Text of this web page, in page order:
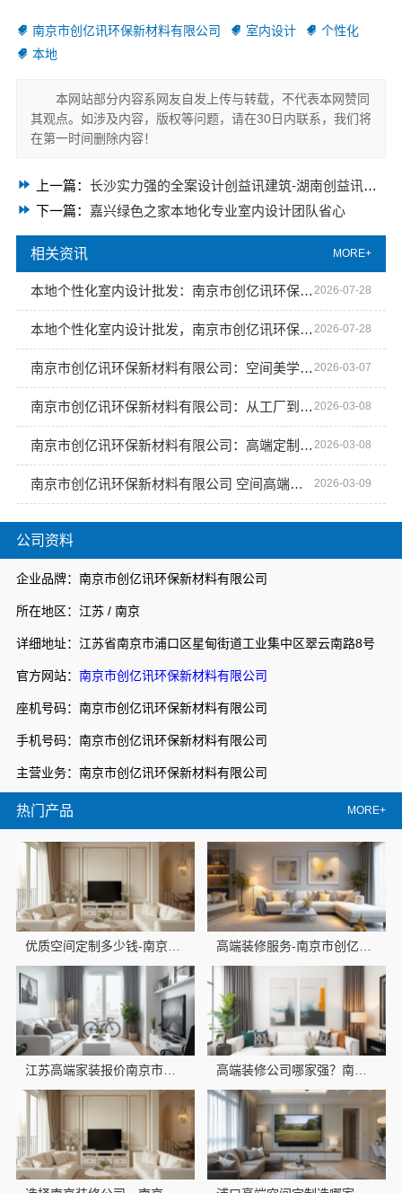
公司资料
企业品牌：南京市创亿讯环保新材料有限公司
所在地区：江苏 / 南京
详细地址：江苏省南京市浦口区星甸街道工业集中区翠云南路8号
官方网站： 南京市创亿讯环保新材料有限公司
座机号码：南京市创亿讯环保新材料有限公司
手机号码：南京市创亿讯环保新材料有限公司
主营业务：南京市创亿讯环保新材料有限公司
热门产品 MORE+
优质空间定制多少钱-南京市创亿讯环保新材料
江苏高端家装报价南京市创亿讯透明无忧
南京市创亿讯环保新材料有限公司 室内设计
个性化
本地
本网站部分内容系网友自发上传与转载，不代表本网赞同
其观点。如涉及内容，版权等问题，请在30日内联系，我们将
在第一时间删除内容！
上一篇： 长沙实力强的全案设计创益讯建筑-湖南创益讯建筑有限公司
下一篇： 嘉兴绿色之家本地化专业室内设计团队省心
相关资讯 MORE+
本地个性化室内设计批发：南京市创亿讯环保新材料有限公司品质保证 2026-07-28
本地个性化室内设计批发，南京市创亿讯环保新材料有限公司供应优质材料 2026-07-28
南京市创亿讯环保新材料有限公司：空间美学工厂的创新实践 2026-03-07
南京市创亿讯环保新材料有限公司：从工厂到高端定制的环保升级 2026-03-08
南京市创亿讯环保新材料有限公司：高端定制新标杆 空间美学新体验 2026-03-08
南京市创亿讯环保新材料有限公司 空间高端定制：打造专属环保空间美学 2026-03-09